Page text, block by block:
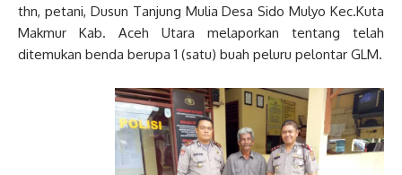
thn, petani, Dusun Tanjung Mulia Desa Sido Mulyo Kec.Kuta
Makmur Kab. Aceh Utara melaporkan tentang telah
ditemukan benda berupa 1 (satu) buah peluru pelontar GLM.